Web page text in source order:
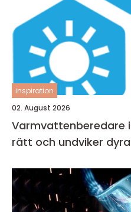
inspiration
02. August 2026
Varmvattenberedare i
rätt och undviker